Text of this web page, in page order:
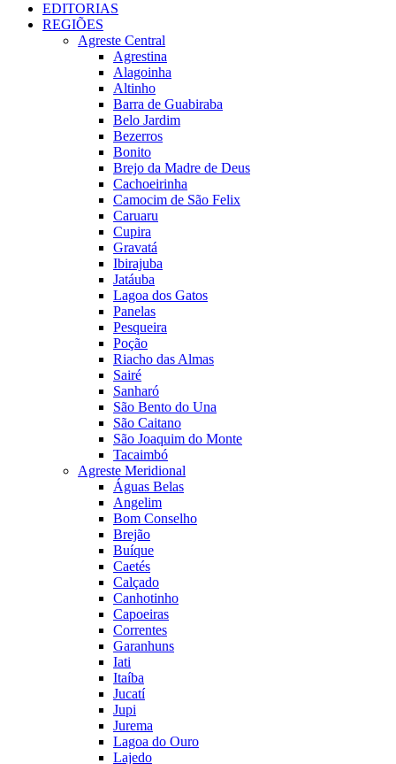
EDITORIAS
REGIÕES
Agreste Central
Agrestina
Alagoinha
Altinho
Barra de Guabiraba
Belo Jardim
Bezerros
Bonito
Brejo da Madre de Deus
Cachoeirinha
Camocim de São Felix
Caruaru
Cupira
Gravatá
Ibirajuba
Jatáuba
Lagoa dos Gatos
Panelas
Pesqueira
Poção
Riacho das Almas
Sairé
Sanharó
São Bento do Una
São Caitano
São Joaquim do Monte
Tacaimbó
Agreste Meridional
Águas Belas
Angelim
Bom Conselho
Brejão
Buíque
Caetés
Calçado
Canhotinho
Capoeiras
Correntes
Garanhuns
Iati
Itaíba
Jucatí
Jupi
Jurema
Lagoa do Ouro
Lajedo